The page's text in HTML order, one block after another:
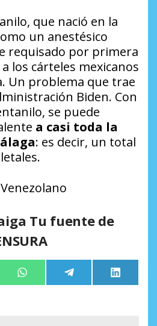
que nació en la
un anestésico
requisado por primera
los cárteles mexicanos
Un problema que trae
Biden. Con
se puede
a casi toda la
: es decir, un total
Tu fuente de
Compartir
en
WhatsApp Compartir
en
Telegram
en
LinkedIn